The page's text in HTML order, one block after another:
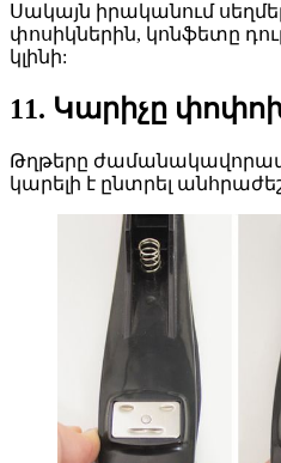
Սակայն իրականում
փոսիկներին, կոնֆետը
կլինի:
11. Կարիչը
Թղթերը
կարելի է ընտրել